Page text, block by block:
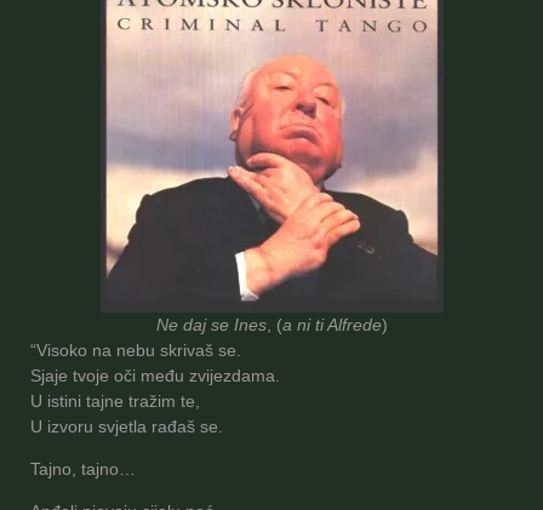
Ne daj se Ines, (a ni ti Alfrede)
“Visoko na nebu skrivaš se.
Sjaje tvoje oči među zvijezdama.
U istini tajne tražim te,
U izvoru svjetla rađaš se.
Tajno, tajno…